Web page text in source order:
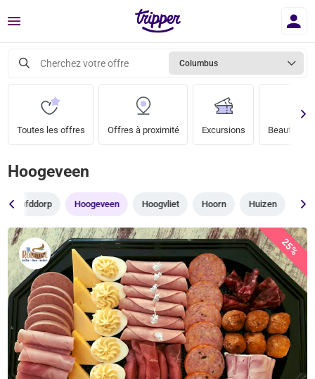
Menu
Cherchez votre offre Columbus
Toutes les offres Offres à proximité Excursions Beauté &
Hoogeveen
Hoofddorp Hoogeveen Hoogvliet Hoorn Huizen
25%